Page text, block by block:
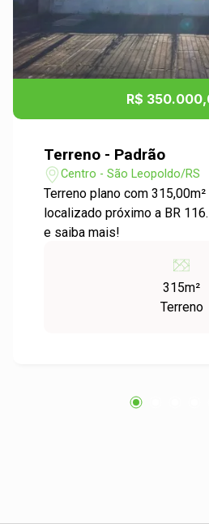
R$
Terreno - Padrão
Centro - São Leopoldo/RS
Terreno plano com
localizado próximo a BR
e saiba mais!
315m²
Terreno